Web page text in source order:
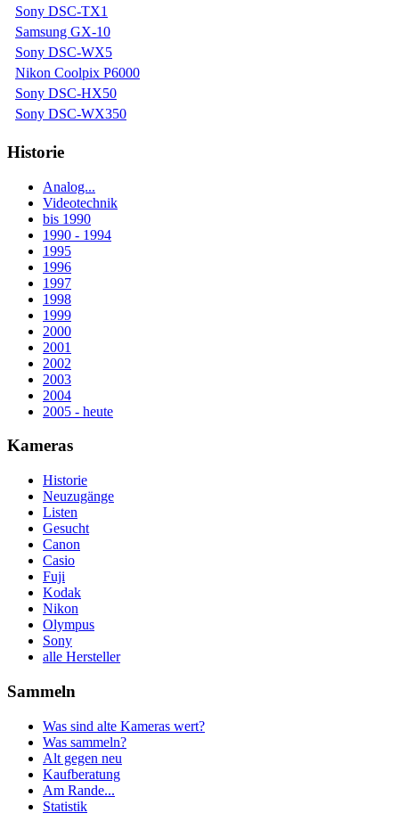
Sony DSC-TX1
Samsung GX-10
Sony DSC-WX5
Nikon Coolpix P6000
Sony DSC-HX50
Sony DSC-WX350
Historie
Analog...
Videotechnik
bis 1990
1990 - 1994
1995
1996
1997
1998
1999
2000
2001
2002
2003
2004
2005 - heute
Kameras
Historie
Neuzugänge
Listen
Gesucht
Canon
Casio
Fuji
Kodak
Nikon
Olympus
Sony
alle Hersteller
Sammeln
Was sind alte Kameras wert?
Was sammeln?
Alt gegen neu
Kaufberatung
Am Rande...
Statistik